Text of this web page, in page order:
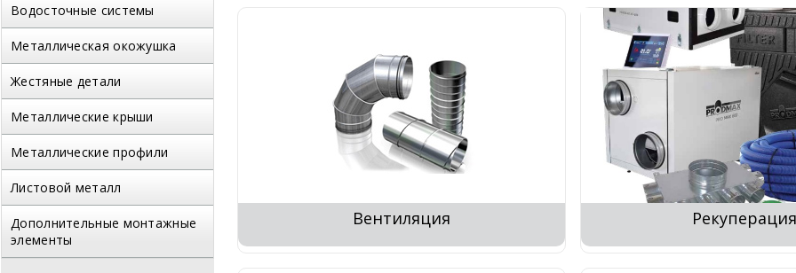
Водосточные системы
Металлическая окожушка
Жестяные детали
Металлические крыши
Металлические профили
Листовой металл
Дополнительные монтажные
элементы
Вентиляция Рекуперация